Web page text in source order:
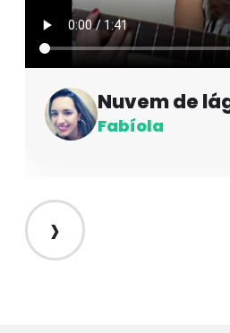
Nuvem de
Fabíola
›